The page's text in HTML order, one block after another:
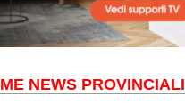
NEWS PROVINCIALI